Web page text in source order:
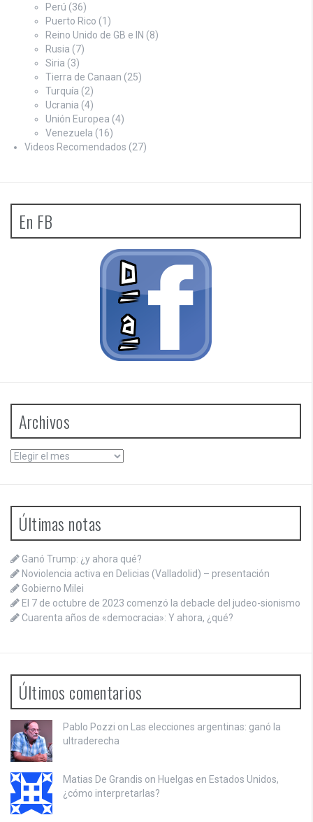
Perú (36)
Puerto Rico (1)
Reino Unido de GB e IN (8)
Rusia (7)
Siria (3)
Tierra de Canaan (25)
Turquía (2)
Ucrania (4)
Unión Europea (4)
Venezuela (16)
Videos Recomendados (27)
En FB
Archivos
Archivos
Últimas notas
Ganó Trump: ¿y ahora qué?
Noviolencia activa en Delicias (Valladolid) – presentación
Gobierno Milei
El 7 de octubre de 2023 comenzó la debacle del judeo-sionismo
Cuarenta años de «democracia»: Y ahora, ¿qué?
Últimos comentarios
Pablo Pozzi on
Las elecciones argentinas: ganó la
ultraderecha
Matias De Grandis on Huelgas en Estados Unidos,
¿cómo interpretarlas?